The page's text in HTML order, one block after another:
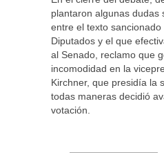
plantaron algunas dudas
entre el texto
Diputados y el que
al Senado, reclamo que
incomodidad en la
Kirchner, que presidía la
todas maneras decidió
votación.